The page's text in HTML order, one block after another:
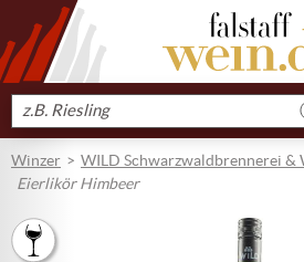
Produkt
suchen
Winzer
WILD Schwarzwaldbrennerei &
Eierlikör Himbeer